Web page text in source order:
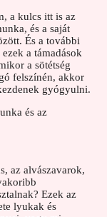
a kulcs itt is az
és a saját
És a további
a támadások
a sötétség
felszínén, akkor
gyógyulni.
és az
az alvászavarok,
Ezek az
lyukak és